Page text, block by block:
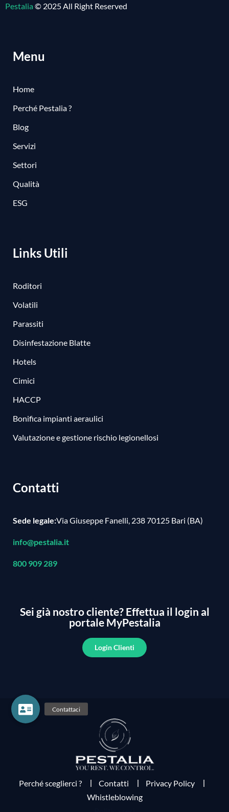
Pestalia © 2025 All Right Reserved
Menu
Home
Perché Pestalia ?
Blog
Servizi
Settori
Qualità
ESG
Links Utili
Roditori
Volatili
Parassiti
Disinfestazione Blatte
Hotels
Cimici
HACCP
Bonifica impianti aeraulici
Valutazione e gestione rischio legionellosi
Contatti
Sede legale:Via Giuseppe Fanelli, 238 70125 Bari (BA)
info@pestalia.it
800 909 289
Sei già nostro cliente?Effettua il login al
portale MyPestalia
Login Clienti
Perché sceglierci ? Contatti
Privacy Policy
Whistleblowing